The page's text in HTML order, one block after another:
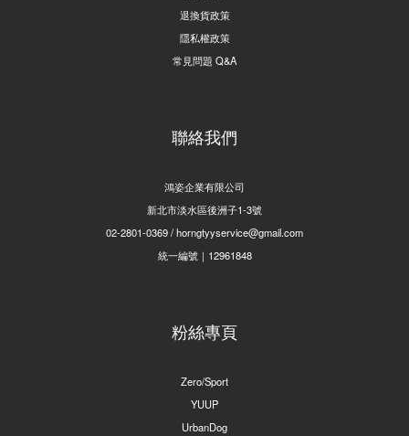
退換貨政策
隱私權政策
常見問題 Q&A
聯絡我們
鴻姿企業有限公司
新北市淡水區後洲子1-3號
02-2801-0369 / horngtyyservice@gmail.com
統一編號｜12961848
粉絲專頁
Zero/Sport
YUUP
UrbanDog